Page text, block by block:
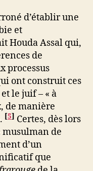
d’établir une
et
Houda Assal qui,
de
processus
ont construit ces
le juif – « à
de manière
[5] Certes, dès lors
musulman de
d’un
que